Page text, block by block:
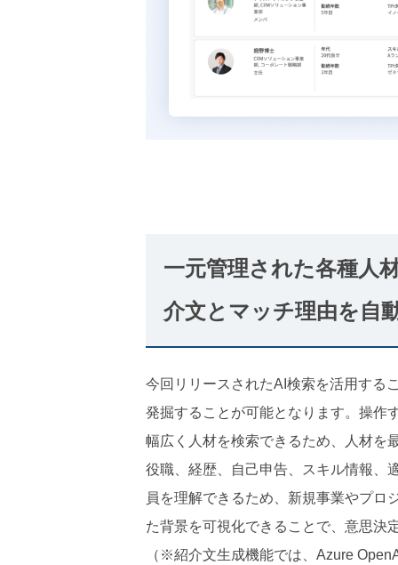
一元管理された各種人
介文とマッチ理由を自
今回リリースされたAI検索を活用する
発掘することが可能となります。操作
幅広く人材を検索できるため、人材を
役職、経歴、自己申告、スキル情報、
員を理解できるため、新規事業やプロ
た背景を可視化できることで、意思決
（※紹介文生成機能では、Azure